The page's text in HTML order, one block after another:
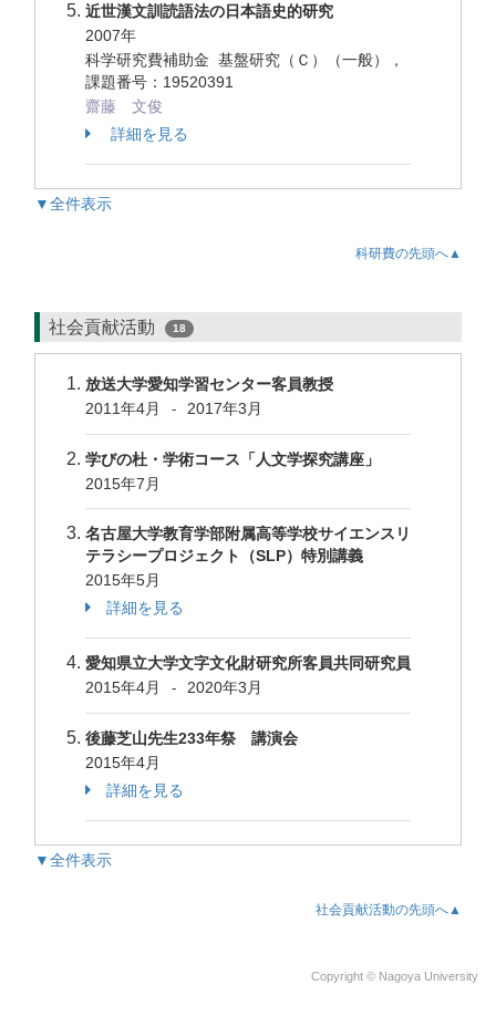
近世漢文訓読語法の日本語史的研究
2007年
科学研究費補助金 基盤研究（Ｃ）（一般），
課題番号：19520391
齋藤 文俊
詳細を見る
▼全件表示
科研費の先頭へ▲
社会貢献活動 18
放送大学愛知学習センター客員教授
2011年4月
- 2017年3月
学びの杜・学術コース「人文学探究講座」
2015年7月
名古屋大学教育学部附属高等学校サイエンスリ
テラシープロジェクト（SLP）特別講義
2015年5月
詳細を見る
愛知県立大学文字文化財研究所客員共同研究員
2015年4月
- 2020年3月
後藤芝山先生233年祭 講演会
2015年4月
詳細を見る
▼全件表示
社会貢献活動の先頭へ▲
Copyright © Nagoya University